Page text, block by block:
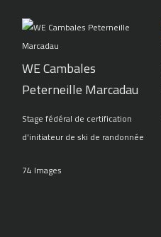
WE Cambales
Peterneille Marcadau
Stage fédéral de certification
d'initiateur de ski de randonnée
74 Images